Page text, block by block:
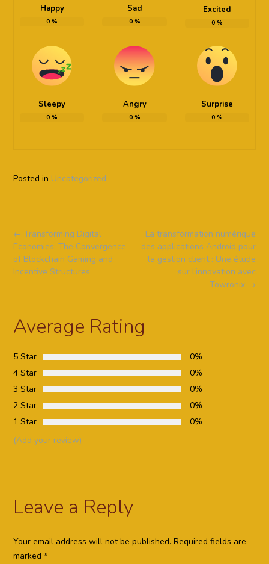
Happy
0 %
Sad
0%
Excited
0%
Sleepy
0 %
Angry
0%
Surprise
0%
Posted in Uncategorized
Post
navigation
La transformation numérique
des applications Android pour
la gestion client : Une étude
sur l’innovation avec
Towronix →
← Transforming Digital
Economies: The Convergence
of Blockchain Gaming and
Incentive Structures
Average Rating
5 Star
0%
4 Star
0%
3 Star
0%
2 Star
0%
1 Star
0%
(Add your review)
Leave a Reply
Your email address will not be published. Required fields are
marked *